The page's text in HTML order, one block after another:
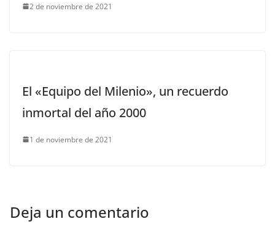
2 de noviembre de 2021
El «Equipo del Milenio», un recuerdo
inmortal del año 2000
1 de noviembre de 2021
Deja un comentario